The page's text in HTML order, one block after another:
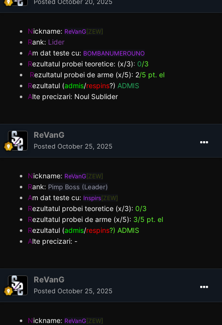
Nickname: ReVanG[ZEW]
Rank: Lider
Am dat teste cu: BOMBANUMEROUNO
Rezultatul probei teoretice: (x/3): 0/3
Rezultatul probei de arme (x/5): 2/5 pt. el
Rezultatul (admis/respins?) ADMIS
Alte precizari: Noul Sublider
ReVanG
Posted October 25, 2025
Nickname: ReVanG[ZEW]
Rank: Pimp Boss (Leader)
Am dat teste cu: Inspirs[ZEW]
Rezultatul probei teoretice (x/3): 0/3
Rezultatul probei de arme (x/5): 3/5 pt. el
Rezultatul (admis/respins?) ADMIS
Alte precizari: -
ReVanG
Posted October 25, 2025
Nickname: ReVanG[ZEW]